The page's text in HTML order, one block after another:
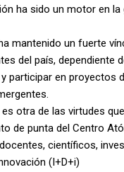
ha sido un motor en
mantenido un fuerte
del país, dependiente
participar en proyectos
otra de las virtudes
de punta del Centro
científicos,
(I+D+i)